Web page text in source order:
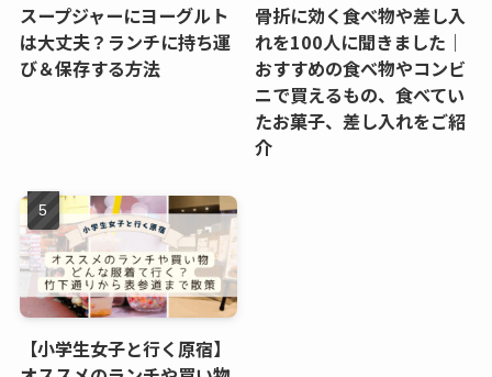
スープジャーにヨーグルト
は大丈夫？ランチに持ち運
び＆保存する方法
骨折に効く食べ物や差し入
れを100人に聞きました｜
おすすめの食べ物やコンビ
ニで買えるもの、食べてい
たお菓子、差し入れをご紹
介
【小学生女子と行く原宿】